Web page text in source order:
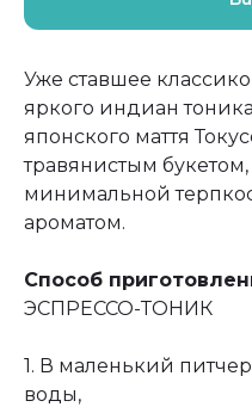
Уже ставшее
яркого индиан
японского маття
травянистым букетом,
минимальной
ароматом.
Способ
ЭСПРЕССО-ТОНИК
1. В маленький
воды,